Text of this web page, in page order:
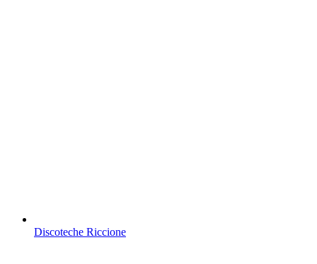
Discoteche Riccione